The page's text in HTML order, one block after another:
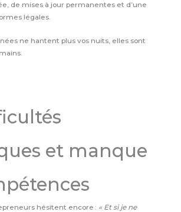
de mises à jour permanentes et d’une
légales.
ne hantent plus vos nuits, elles sont
et manque
hésitent encore : « Et si je ne